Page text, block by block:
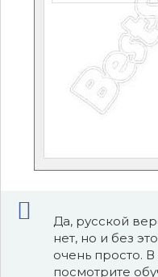
Да, русской
нет, но и без
очень просто.
посмотрите